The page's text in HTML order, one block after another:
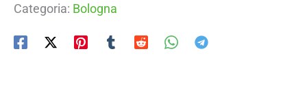
Categoria: Bologna